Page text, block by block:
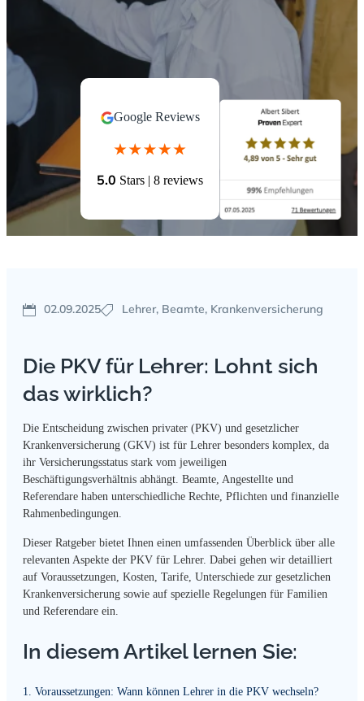
Google Reviews
5.0 Stars | 8 reviews
02.09.2025 Lehrer, Beamte, Krankenversicherung
Die PKV für Lehrer: Lohnt sich
das wirklich?
Die Entscheidung zwischen privater (PKV) und gesetzlicher
Krankenversicherung (GKV) ist für Lehrer besonders komplex, da
ihr Versicherungsstatus stark vom jeweiligen
Beschäftigungsverhältnis abhängt. Beamte, Angestellte und
Referendare haben unterschiedliche Rechte, Pflichten und finanzielle
Rahmenbedingungen.
Dieser Ratgeber bietet Ihnen einen umfassenden Überblick über alle
relevanten Aspekte der PKV für Lehrer. Dabei gehen wir detailliert
auf Voraussetzungen, Kosten, Tarife, Unterschiede zur gesetzlichen
Krankenversicherung sowie auf spezielle Regelungen für Familien
und Referendare ein.
In diesem Artikel lernen Sie:
1. Voraussetzungen: Wann können Lehrer in die PKV wechseln?